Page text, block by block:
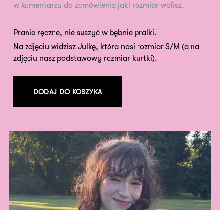
w komentarzu do zamówienia jaki rozmiar wolisz.
Pranie ręczne, nie suszyć w bębnie pralki.
Na zdjęciu widzisz Julkę, która nosi rozmiar S/M (a na
zdjęciu nasz podstawowy rozmiar kurtki).
DODAJ DO KOSZYKA